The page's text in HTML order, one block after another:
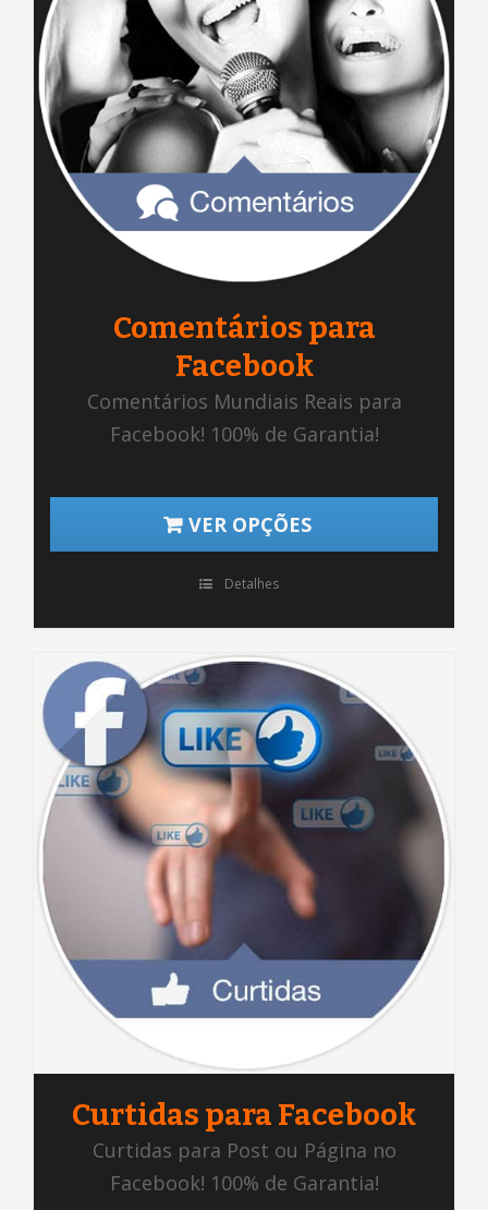
Comentários para
Facebook
Comentários Mundiais Reais para
Facebook! 100% de Garantia!
VER OPÇÕES
Detalhes
Curtidas para Facebook
Curtidas para Post ou Página no
Facebook! 100% de Garantia!